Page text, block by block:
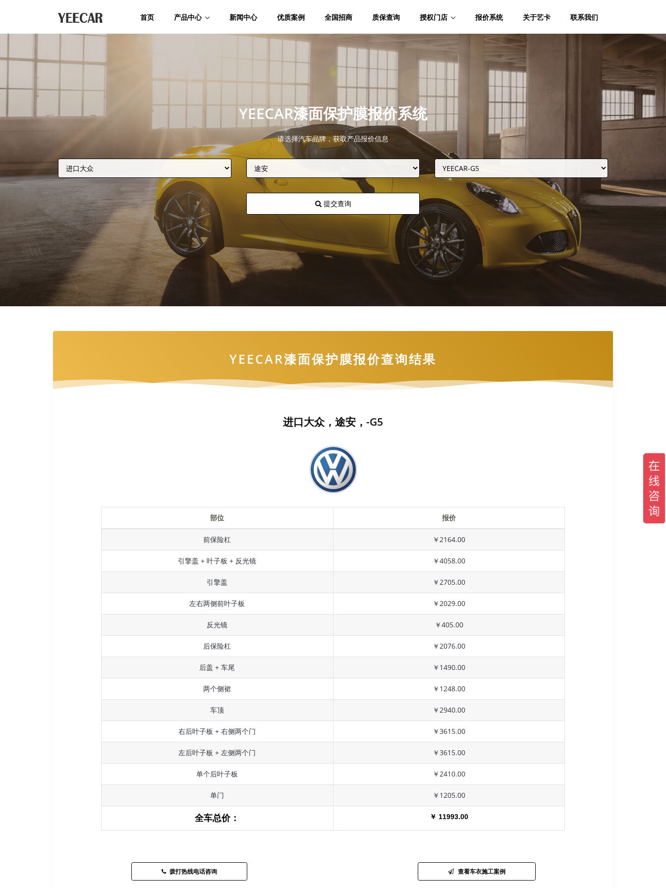
首页 产品中心 新闻中心 优质案例 全国招商 质保查询 授权门店 报价系统 关于艺卡 联系我们
YEECAR漆面保护膜报价系统
请选择汽车品牌，获取产品报价信息
提交查询
YEECAR漆面保护膜报价查询结果
进口大众，途安，-G5
部位 报价
前保险杠 ￥2164.00
引擎盖 + 叶子板 + 反光镜 ￥4058.00
引擎盖 ￥2705.00
左右两侧前叶子板 ￥2029.00
反光镜 ￥405.00
后保险杠 ￥2076.00
后盖 + 车尾 ￥1490.00
两个侧裙 ￥1248.00
车顶 ￥2940.00
右后叶子板 + 右侧两个门 ￥3615.00
左后叶子板 + 左侧两个门 ￥3615.00
单个后叶子板 ￥2410.00
单门 ￥1205.00
全车总价： ￥ 11993.00
拨打热线电话咨询 查看车衣施工案例
获取YEECAR官方旗舰店优惠报价
姓名
手机号
立即咨询